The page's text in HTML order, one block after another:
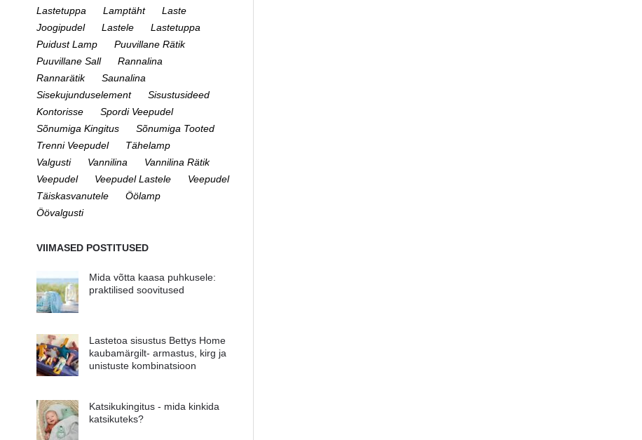
Lastetuppa
Lamptäht
Laste
Joogipudel
Lastele
Lastetuppa
Puidust Lamp
Puuvillane Rätik
Puuvillane Sall
Rannalina
Rannarätik
Saunalina
Sisekujunduselement
Sisustusideed
Kontorisse
Spordi Veepudel
Sõnumiga Kingitus
Sõnumiga Tooted
Trenni Veepudel
Tähelamp
Valgusti
Vannilina
Vannilina Rätik
Veepudel
Veepudel Lastele
Veepudel
Täiskasvanutele
Öölamp
Öövalgusti
VIIMASED POSTITUSED
Mida võtta kaasa puhkusele:
praktilised soovitused
Lastetoa sisustus Bettys Home
kaubamärgilt- armastus, kirg ja
unistuste kombinatsioon
Katsikukingitus - mida kinkida
katsikuteks?